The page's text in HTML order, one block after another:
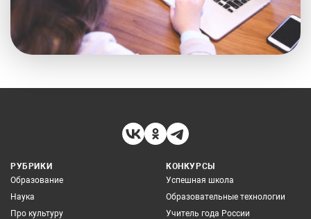
РУБРИКИ
Образование
Наука
Про культуру
КОНКУРСЫ
Успешная школа
Образовательные технологии
Учитель года России